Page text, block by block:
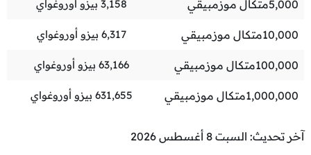
5,000متكال موزمبيقي 3,158 بيزو أوروغواي
10,000متكال موزمبيقي 6,317 بيزو أوروغواي
100,000متكال موزمبيقي 63,166 بيزو أوروغواي
1,000,000متكال موزمبيقي 631,655 بيزو أوروغواي
آخر تحديث: السبت 8 أغسطس 2026